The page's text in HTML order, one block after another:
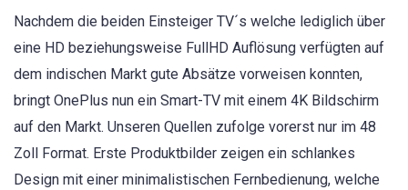
Nachdem die beiden Einsteiger TV´s welche lediglich über
eine HD beziehungsweise FullHD Auflösung verfügten auf
dem indischen Markt gute Absätze vorweisen konnten,
bringt OnePlus nun ein Smart-TV mit einem 4K Bildschirm
auf den Markt. Unseren Quellen zufolge vorerst nur im 48
Zoll Format. Erste Produktbilder zeigen ein schlankes
Design mit einer minimalistischen Fernbedienung, welche